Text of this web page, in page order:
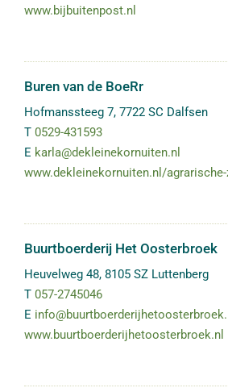
www.bijbuitenpost.nl
Buren van de BoeRr
Hofmanssteeg 7, 7722 SC Dalfsen
T 0529-431593
E karla@dekleinekornuiten.nl
www.dekleinekornuiten.nl/
Buurtboerderij Het Oosterbroek
Heuvelweg 48, 8105 SZ Luttenberg
T 057-2745046
E
www.buurtboerderijhetoosterbroek.nl